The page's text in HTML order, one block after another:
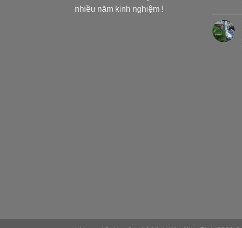
nhiều năm kinh nghiệm !